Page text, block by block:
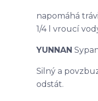
napomáhá
1/4 l vroucí
YUNNAN
Silný a
odstát.